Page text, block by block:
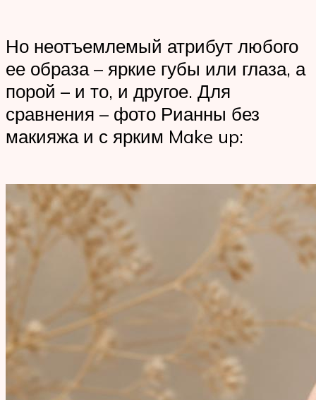
Но неотъемлемый атрибут любого
ее образа – яркие губы или глаза, а
порой – и то, и другое. Для
сравнения – фото Рианны без
макияжа и с ярким Make up: